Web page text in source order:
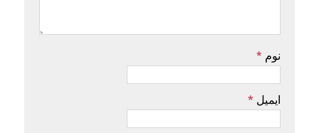
نوم *
ایمیل *